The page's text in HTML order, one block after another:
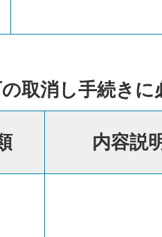
の取消し手続き
内容説